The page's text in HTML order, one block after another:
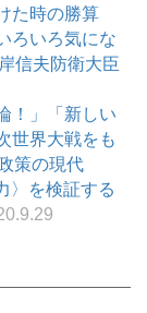
た時の勝算
ろいろ気にな
信夫防衛大臣
！」「新しい
世界大戦をも
策の現代
〉を検証する